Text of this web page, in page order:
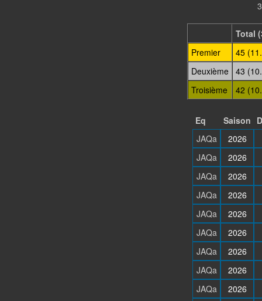
Total
Premier
45
Deuxième 43
Troisième
42
Eq Saison
JAQa
2026
JAQa
2026
JAQa
2026
JAQa
2026
JAQa
2026
JAQa
2026
JAQa
2026
JAQa
2026
JAQa
2026